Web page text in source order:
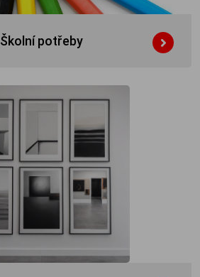
Školní potřeby